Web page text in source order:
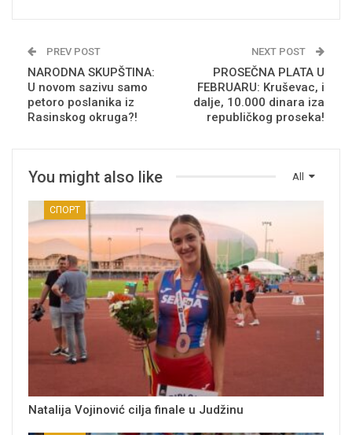
PREV POST
NARODNA SKUPŠTINA:
U novom sazivu samo
petoro poslanika iz
Rasinskog okruga?!
NEXT POST
PROSEČNA PLATA U
FEBRUARU: Kruševac, i
dalje, 10.000 dinara iza
republičkog proseka!
All
You might also like
СПОРТ
Natalija Vojinović cilja finale u Judžinu